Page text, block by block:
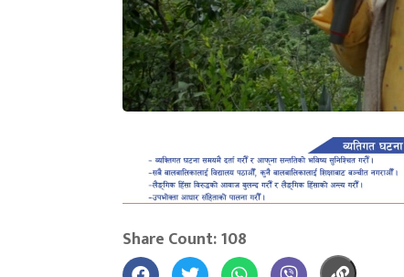
Share Count: 108